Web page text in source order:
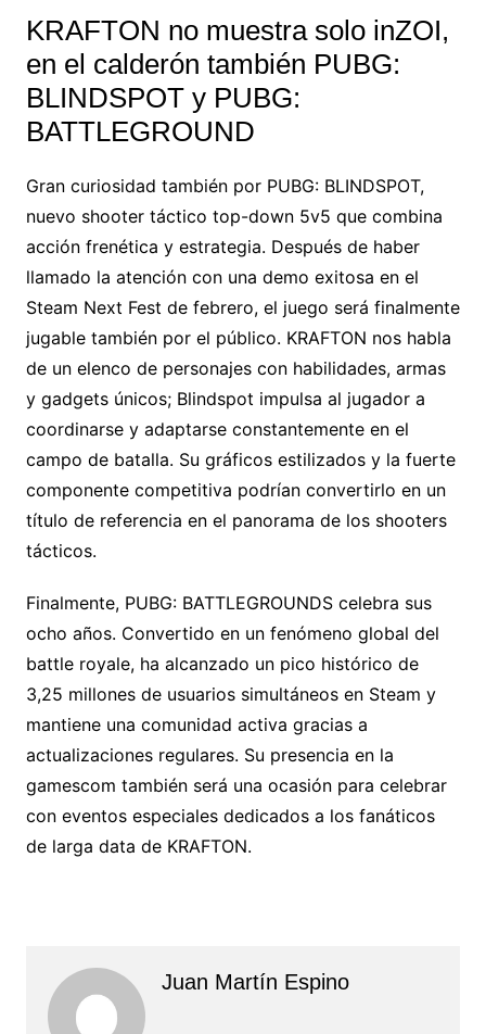
KRAFTON no muestra solo inZOI,
en el calderón también PUBG:
BLINDSPOT y PUBG:
BATTLEGROUND
Gran curiosidad también por PUBG: BLINDSPOT,
nuevo shooter táctico top-down 5v5 que combina
acción frenética y estrategia. Después de haber
llamado la atención con una demo exitosa en el
Steam Next Fest de febrero, el juego será finalmente
jugable también por el público. KRAFTON nos habla
de un elenco de personajes con habilidades, armas
y gadgets únicos; Blindspot impulsa al jugador a
coordinarse y adaptarse constantemente en el
campo de batalla. Su gráficos estilizados y la fuerte
componente competitiva podrían convertirlo en un
título de referencia en el panorama de los shooters
tácticos.
Finalmente, PUBG: BATTLEGROUNDS celebra sus
ocho años. Convertido en un fenómeno global del
battle royale, ha alcanzado un pico histórico de
3,25 millones de usuarios simultáneos en Steam y
mantiene una comunidad activa gracias a
actualizaciones regulares. Su presencia en la
gamescom también será una ocasión para celebrar
con eventos especiales dedicados a los fanáticos
de larga data de KRAFTON.
Juan Martín Espino